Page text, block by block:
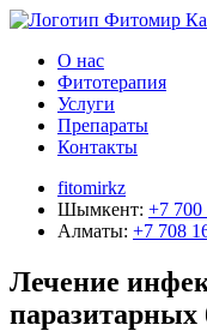
О нас
Фитотерапия
Услуги
Препараты
Контакты
fitomirkz
Шымкент: +7 700
Алматы: +7 708
Лечение
паразитарных